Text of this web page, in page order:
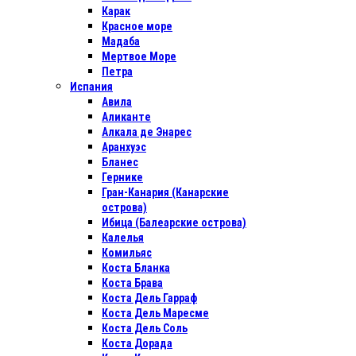
Карак
Красное море
Мадаба
Мертвое Море
Петра
Испания
Авила
Аликанте
Алкала де Энарес
Аранхуэс
Бланес
Гернике
Гран-Канария (Канарские
острова)
Ибица (Балеарские острова)
Калелья
Комильяс
Коста Бланка
Коста Брава
Коста Дель Гарраф
Коста Дель Маресме
Коста Дель Соль
Коста Дорада